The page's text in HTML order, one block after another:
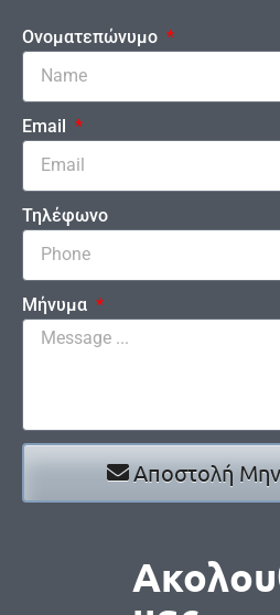
Ονοματεπώνυμο
Email
Τηλέφωνο
Μήνυμα
Αποστολή